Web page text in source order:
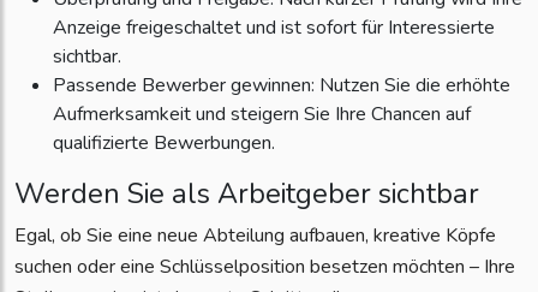
Anzeige freigeschaltet und ist sofort für Interessierte
sichtbar.
Passende Bewerber gewinnen: Nutzen Sie die erhöhte
Aufmerksamkeit und steigern Sie Ihre Chancen auf
qualifizierte Bewerbungen.
Werden Sie als Arbeitgeber sichtbar
Egal, ob Sie eine neue Abteilung aufbauen, kreative Köpfe
suchen oder eine Schlüsselposition besetzen möchten – Ihre